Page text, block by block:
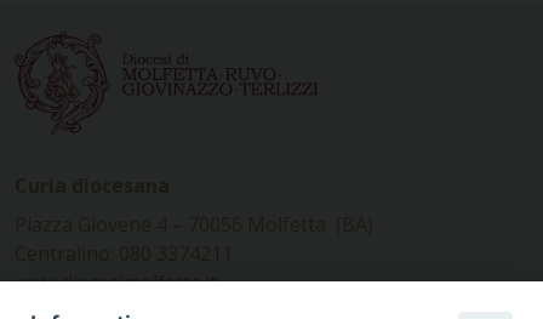
www.diocesimolfetta.it –
diocesimolfetta@pec.chiesacattolica.it